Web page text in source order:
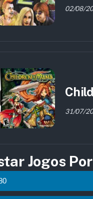
02/08/
31/07/
Jogos